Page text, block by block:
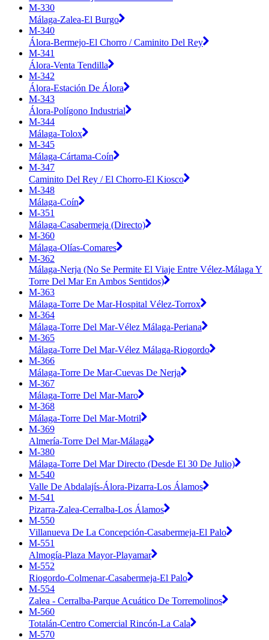
M-330
Málaga-Zalea-El Burgo
M-340
Álora-Bermejo-El Chorro / Caminito Del Rey
M-341
Álora-Venta Tendilla
M-342
Álora-Estación De Álora
M-343
Álora-Polígono Industrial
M-344
Málaga-Tolox
M-345
Málaga-Cártama-Coín
M-347
Caminito Del Rey / El Chorro-El Kiosco
M-348
Málaga-Coín
M-351
Málaga-Casabermeja (Directo)
M-360
Málaga-Olías-Comares
M-362
Málaga-Nerja (No Se Permite El Viaje Entre Vélez-Málaga Y
Torre Del Mar En Ambos Sentidos)
M-363
Málaga-Torre De Mar-Hospital Vélez-Torrox
M-364
Málaga-Torre Del Mar-Vélez Málaga-Periana
M-365
Málaga-Torre Del Mar-Vélez Málaga-Riogordo
M-366
Málaga-Torre De Mar-Cuevas De Nerja
M-367
Málaga-Torre Del Mar-Maro
M-368
Málaga-Torre Del Mar-Motril
M-369
Almería-Torre Del Mar-Málaga
M-380
Málaga-Torre Del Mar Directo (Desde El 30 De Julio)
M-540
Valle De Abdalajís-Álora-Pizarra-Los Álamos
M-541
Pizarra-Zalea-Cerralba-Los Álamos
M-550
Villanueva De La Concepción-Casabermeja-El Palo
M-551
Almogía-Plaza Mayor-Playamar
M-552
Riogordo-Colmenar-Casabermeja-El Palo
M-554
Zalea - Cerralba-Parque Acuático De Torremolinos
M-560
Totalán-Centro Comercial Rincón-La Cala
M-570